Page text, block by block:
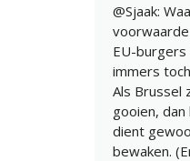
@Sjaak:
EU-burgers
immers
Als Brussel
gooien,
dient
bewaken.